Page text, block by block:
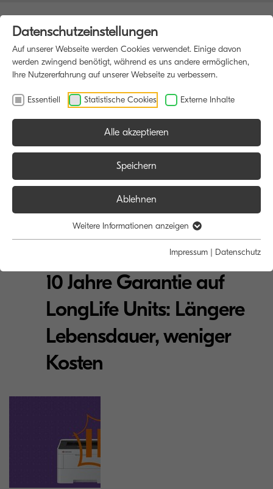
Kyocera Blog
10 Jahre Garantie auf
LongLife Units: Längere
Lebensdauer, weniger
Kosten
Datenschutzeinstellungen
Auf unserer Webseite werden Cookies verwendet. Einige davon
werden zwingend benötigt, während es uns andere ermöglichen,
Ihre Nutzererfahrung auf unserer Webseite zu verbessern.
Essentiell Statistische Cookies Externe Inhalte
Alle akzeptieren
Speichern
Ablehnen
Weitere Informationen anzeigen
Impressum | Datenschutz